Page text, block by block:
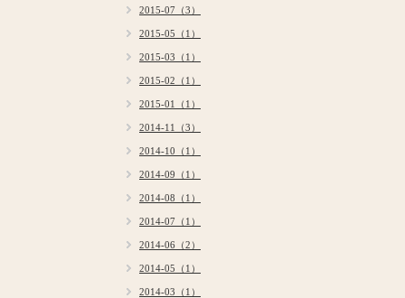
2015-07（3）
2015-05（1）
2015-03（1）
2015-02（1）
2015-01（1）
2014-11（3）
2014-10（1）
2014-09（1）
2014-08（1）
2014-07（1）
2014-06（2）
2014-05（1）
2014-03（1）